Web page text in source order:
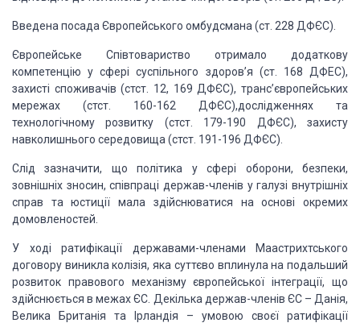
Введена посада Європейського омбудсмана (ст. 228 ДФЄС).
Європейське Співтовариство отримало додаткову
компетенцію у сфері суспільного здоров’я (ст. 168 ДФЕС),
захисті споживачів (стст.
12, 169 ДФЄС), транс’європейських
мережах (стст. 160-162 ДФЄС),дослідженнях та
технологічному розвитку (стст. 179-190 ДФЄС), захисту
навколишнього середовища (стст. 191-196 ДФЄС).
Слід зазначити, що політика у сфері оборони, безпеки,
зовнішніх зносин, співпраці держав-членів у галузі внутрішніх
справ та юстиції мала здійснюватися на основі окремих
домовленостей.
У ході ратифікації державами-членами Маастрихтського
договору виникла колізія, яка суттєво вплинула на подальший
розвиток правового механізму європейської інтеграції, що
здійснюється в межах ЄС. Декілька держав-членів ЄС – Данія,
Велика Британія та Ірландія – умовою своєї ратифікації